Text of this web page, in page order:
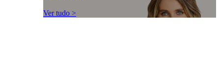
Ver tudo >